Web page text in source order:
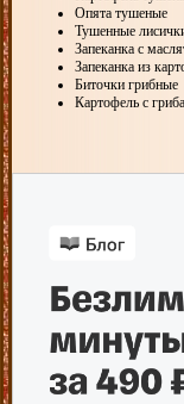
Опята тушеные
Тушенные
Запеканка с
Запеканка из
Биточки грибные
Картофель с